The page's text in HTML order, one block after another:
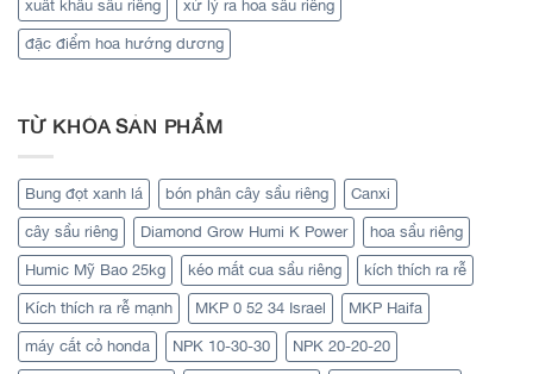
xuất khẩu sầu riêng xử lý ra hoa sầu riêng
đặc điểm hoa hướng dương
TỪ KHÓA SẢN PHẨM
Bung đọt xanh lá bón phân cây sầu riêng Canxi
cây sầu riêng Diamond Grow Humi K Power hoa sầu riêng
Humic Mỹ Bao 25kg kéo mắt cua sầu riêng kích thích ra rễ
Kích thích ra rễ mạnh MKP 0 52 34 Israel MKP Haifa
máy cắt cỏ honda NPK 10-30-30 NPK 20-20-20